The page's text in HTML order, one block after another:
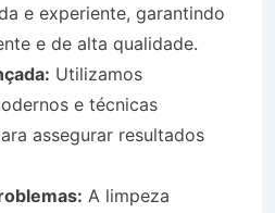
e experiente, garantindo
e de alta qualidade.
Utilizamos
e técnicas
assegurar resultados
A limpeza